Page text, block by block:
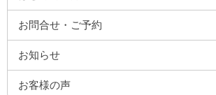
お問合せ・ご予約
お知らせ
お客様の声